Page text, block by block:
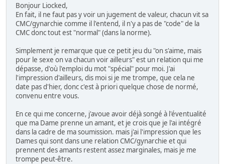
Bonjour Liocked,
En fait, il ne faut pas y voir un jugement de valeur, chacun vit sa
CMC/gynarchie comme il l'entend, il n'y a pas de "code" de la
CMC donc tout est "normal" (dans la norme).
Simplement je remarque que ce petit jeu du "on s'aime, mais
pour le sexe on va chacun voir ailleurs" est un relation qui me
dépasse, d'où l'emploi du mot "spécial" pour moi. J'ai
l'impression d'ailleurs, dis moi si je me trompe, que cela ne
date pas d'hier, donc c'est à priori quelque chose de normé,
convenu entre vous.
En ce qui me concerne, j'avoue avoir déjà songé à l'éventualité
que ma Dame prenne un amant, et je crois que je l'ai intégré
dans la cadre de ma soumission. mais j'ai l'impression que les
Dames qui sont dans une relation CMC/gynarchie et qui
prennent des amants restent assez marginales, mais je me
trompe peut-être.